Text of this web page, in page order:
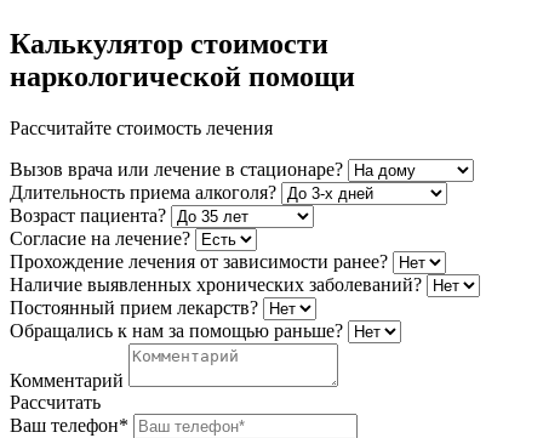
Калькулятор стоимости
наркологической помощи
Рассчитайте стоимость лечения
Вызов врача или лечение в стационаре?
Длительность приема алкоголя?
Возраст пациента?
Согласие на лечение?
Прохождение лечения от зависимости ранее?
Наличие выявленных хронических заболеваний?
Постоянный прием лекарств?
Обращались к нам за помощью раньше?
Комментарий
Рассчитать
Ваш телефон*